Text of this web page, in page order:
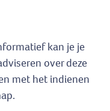
kan je je
over deze
met het indienen